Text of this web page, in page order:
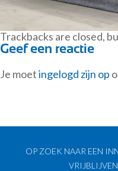
Trackbacks are closed,
Geef een reactie
Je moetingelogd zijn op
OP ZOEK NAAR EEN